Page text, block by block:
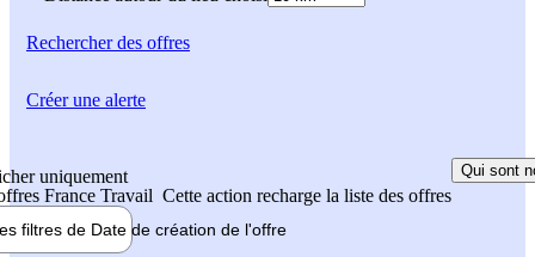
Rechercherdes offres
uniquement
France Travail Cette action recharge la liste des offres
Qui sont
filtres de Date de création de l'offre
Créer une alerte